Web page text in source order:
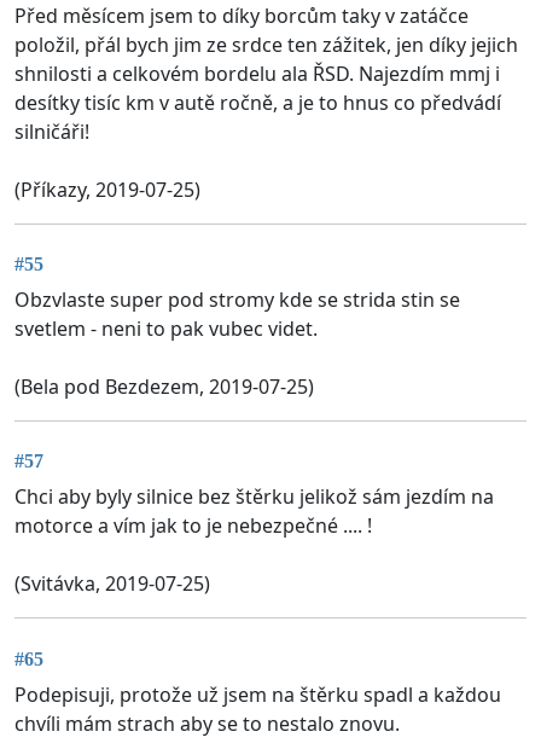
Před měsícem jsem to díky borcům taky v zatáčce
položil, přál bych jim ze srdce ten zážitek, jen díky jejich
shnilosti a celkovém bordelu ala ŘSD. Najezdím mmj i
desítky tisíc km v autě ročně, a je to hnus co předvádí
silničáři!
(Příkazy, 2019-07-25)
#55
Obzvlaste super pod stromy kde se strida stin se
svetlem - neni to pak vubec videt.
(Bela pod Bezdezem, 2019-07-25)
#57
Chci aby byly silnice bez štěrku jelikož sám jezdím na
motorce a vím jak to je nebezpečné .... !
(Svitávka, 2019-07-25)
#65
Podepisuji, protože už jsem na štěrku spadl a každou
chvíli mám strach aby se to nestalo znovu.